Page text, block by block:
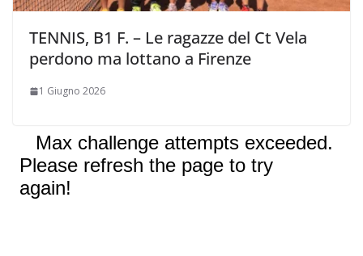
TENNIS, B1 F. – Le ragazze del Ct Vela
perdono ma lottano a Firenze
1 Giugno 2026